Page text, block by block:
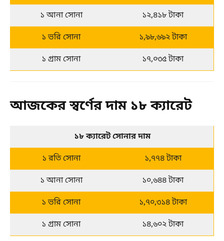
১ আনা সোনা
১২,৪১৮ টাকা
১ ভরি সোনা
১,৯৮,৬৯২ টাকা
১ গ্রাম সোনা
১৭,০৩৫ টাকা
আজকের স্বর্ণের দাম ১৮ ক্যারেট
১৮ ক্যারেট সোনার দাম
১ রতি সোনা
১,৭৭৪ টাকা
১ আনা সোনা
১০,৬৪৪ টাকা
১ ভরি সোনা
১,৭০,৩১৪ টাকা
১ গ্রাম সোনা
১৪,৬০২ টাকা